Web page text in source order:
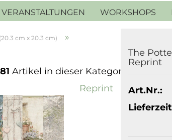
WORKSHOPS
cm x 20.3 cm) »
81 Artikel in dieser Kategorie
Reprint
The
Reprint
Art.Nr.: